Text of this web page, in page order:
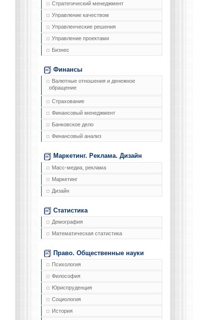
Стратегический менеджмент
Управление качеством
Управленческие решения
Управление проектами
Бизнес
Финансы
Валютные отношения и денежное
обращение
Страхование
Финансовый менеджмент
Банковское дело
Финансовый анализ
Маркетинг. Реклама. Дизайн
Масс-медиа, реклама
Маркетинг
Дизайн
Статистика
Демография
Математическая статистика
Право. Общественные науки
Психология
Философия
Юриспруденция
Социология
История